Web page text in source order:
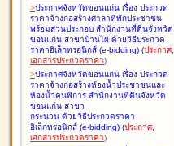
>ประกาศจังหวัดขอนแก่น เรื่อง ประกวด
ราคาจ้างก่อสร้างศาลาที่พักประชาชน
พร้อมส่วนประกอบ สำนักงานที่ดินจังหวัด
ขอนแก่น สาขาบ้านไผ่ ด้วยวิธีประกวด
ราคาอิเล็กทรอนิกส์ (e-bidding) (ประกาศ,
เอกสารประกวดราคา)
>ประกาศจังหวัดขอนแก่น เรื่อง ประกวด
ราคาจ้างก่อสร้างห้องน้ำประชาชนและ
ห้องน้ำคนพิการ สำนักงานที่ดินจังหวัด
ขอนแก่น สาขา
กระนวน ด้วยวิธีประกวดราคา
อิเล็กทรอนิกส์ (e-bidding) (ประกาศ,
เอกสารประกวดราคา)